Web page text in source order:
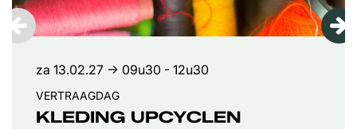
KLEDING UPCYCLEN
VERTRAAGDAG
za 13.02.27 → 09u30 - 12u30